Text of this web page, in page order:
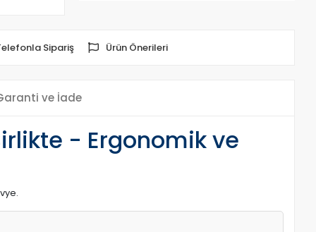
Sipariş Ürün Önerileri
ve İade
- Ergonomik ve